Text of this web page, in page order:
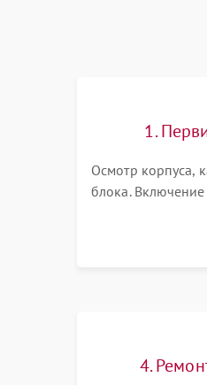
1.
Осмотр корпуса,
блока.
ошибок и
4.